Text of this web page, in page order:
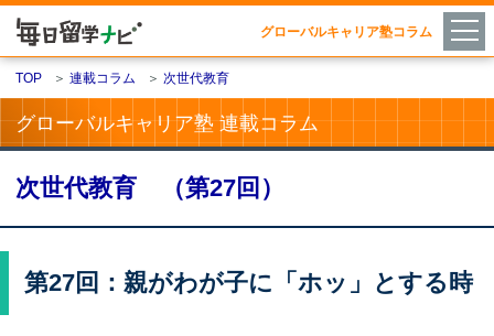
グローバルキャリア塾コラム
TOP ＞ 連載コラム ＞ 次世代教育
グローバルキャリア塾 連載コラム
次世代教育 （第27回）
第27回：親がわが子に「ホッ」とする時